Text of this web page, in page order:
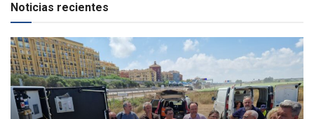
Noticias recientes